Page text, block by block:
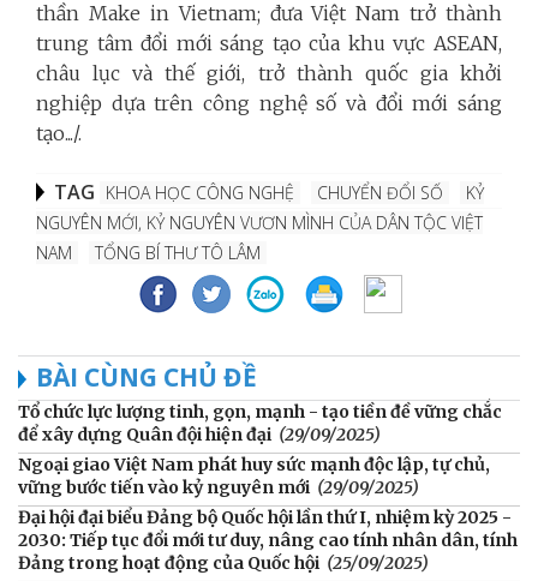
thần Make in Vietnam; đưa Việt Nam trở thành
trung tâm đổi mới sáng tạo của khu vực ASEAN,
châu lục và thế giới, trở thành quốc gia khởi
nghiệp dựa trên công nghệ số và đổi mới sáng
tạo.../.
TAG KHOA HỌC CÔNG NGHỆ CHUYỂN ĐỔI SỐ
KỶ
NGUYÊN MỚI, KỶ NGUYÊN VƯƠN MÌNH CỦA DÂN TỘC VIỆT
NAM
TỔNG BÍ THƯ TÔ LÂM
BÀI CÙNG CHỦ ĐỀ
Tổ chức lực lượng tinh, gọn, mạnh - tạo tiền đề vững chắc
để xây dựng Quân đội hiện đại (29/09/2025)
Ngoại giao Việt Nam phát huy sức mạnh độc lập, tự chủ,
vững bước tiến vào kỷ nguyên mới (29/09/2025)
Đại hội đại biểu Đảng bộ Quốc hội lần thứ I, nhiệm kỳ 2025 -
2030: Tiếp tục đổi mới tư duy, nâng cao tính nhân dân, tính
Đảng trong hoạt động của Quốc hội (25/09/2025)